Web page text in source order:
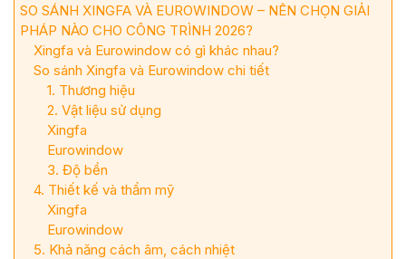
SO SÁNH XINGFA VÀ EUROWINDOW – NÊN CHỌN GIẢI
PHÁP NÀO CHO CÔNG TRÌNH 2026?
Xingfa và Eurowindow có gì khác nhau?
So sánh Xingfa và Eurowindow chi tiết
1. Thương hiệu
2. Vật liệu sử dụng
Xingfa
Eurowindow
3. Độ bền
4. Thiết kế và thẩm mỹ
Xingfa
Eurowindow
5. Khả năng cách âm, cách nhiệt